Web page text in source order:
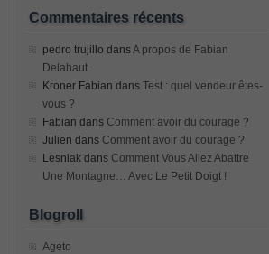
Commentaires récents
pedro trujillo dansA propos de Fabian
Delahaut
Kroner Fabian dans Test : quel vendeur êtes-
vous ?
Fabian dans Comment avoir du courage ?
Julien dans Comment avoir du courage ?
Lesniak dans Comment Vous Allez Abattre
Une Montagne… Avec Le Petit Doigt !
Blogroll
Ageto